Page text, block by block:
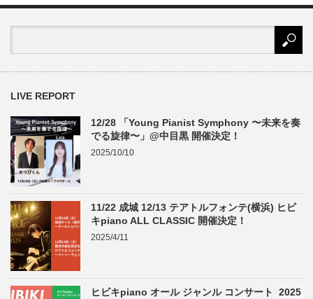
LIVE REPORT
12/28 「Young Pianist Symphony 〜未来を奏
でる旋律〜」@中目黒 開催決定！
2025/10/10
11/22 成城 12/13 テアトルフォンテ(横浜) ヒビ
キpiano ALL CLASSIC 開催決定！
2025/4/11
ヒビキpiano オール ジャンル コンサート 2025